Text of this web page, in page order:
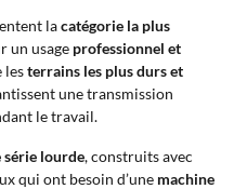
lacatégorie la plus
un usage professionnel et
lesterrains les plus durs et
une transmission
le travail.
série lourde, construits avec
qui ont besoin d’une machine